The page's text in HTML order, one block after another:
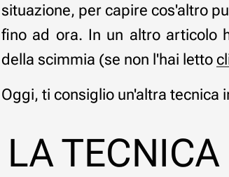
situazione, per capire cos'altro
fino ad ora. In un altro articolo
della scimmia (se non l'hai letto
Oggi, ti consiglio un'altra tecnica
LA